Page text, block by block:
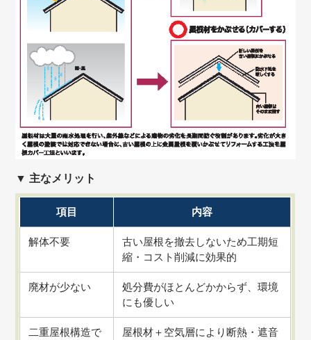
▼ 主なメリット
項目 内容
解体不要
古い屋根を撤去しないため工期短
縮・コスト削減に効果的
廃材が少ない
処分費がほとんどかからず、環境
にも優しい
二重屋根構造で
屋根材＋空気層により断熱・遮音